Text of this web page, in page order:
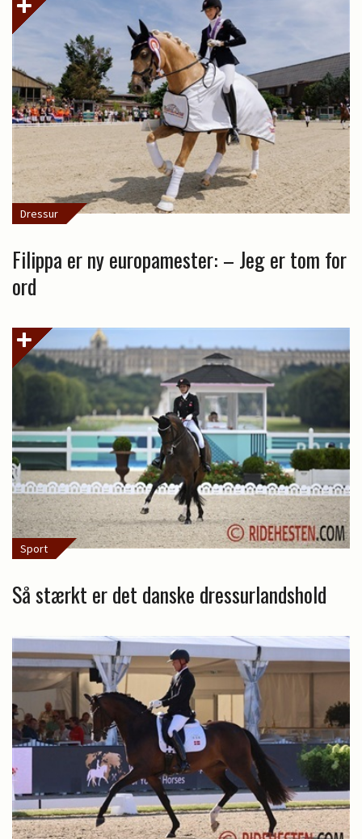
Dressur
Filippa er ny europamester: – Jeg er tom for
ord
Sport
Så stærkt er det danske dressurlandshold